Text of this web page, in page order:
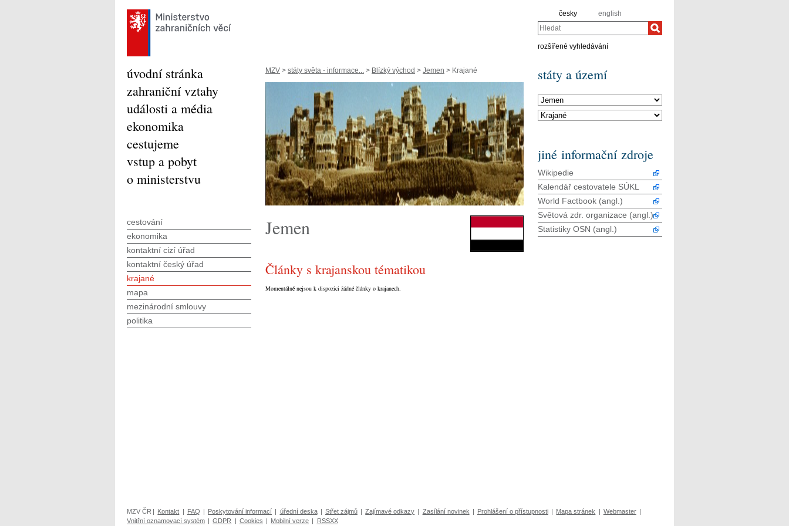
česky english
Hledat
rozšířené vyhledávání
MZV > státy světa - informace... > Blízký východ > Jemen > Krajané
Jemen
Články s krajanskou tématikou
Momentálně nejsou k dispozici žádné články o krajanech.
úvodní stránka
zahraniční vztahy
události a média
ekonomika
cestujeme
vstup a pobyt
o ministerstvu
cestování
ekonomika
kontaktní cizí úřad
kontaktní český úřad
krajané
mapa
mezinárodní smlouvy
politika
státy a území
jiné informační zdroje
Wikipedie
Kalendář cestovatele SÚKL
World Factbook (angl.)
Světová zdr. organizace (angl.)
Statistiky OSN (angl.)
MZV ČR | Kontakt | FAQ | Poskytování informací | úřední deska | Střet zájmů | Zajímavé odkazy | Zasílání novinek | Prohlášení o přístupnosti | Mapa stránek | Webmaster |
Vnitřní oznamovací systém | GDPR | Cookies | Mobilní verze | RSSXX